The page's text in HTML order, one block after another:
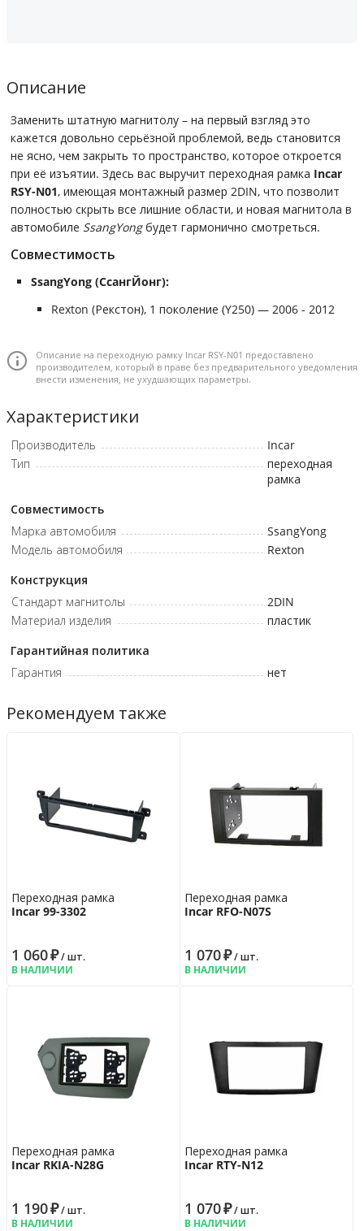
Описание
Заменить штатную магнитолу – на первый взгляд это
кажется довольно серьёзной проблемой, ведь становится
не ясно, чем закрыть то пространство, которое откроется
при её изъятии. Здесь вас выручит переходная рамка Incar
RSY-N01, имеющая монтажный размер 2DIN, что позволит
полностью скрыть все лишние области, и новая магнитола в
автомобиле SsangYongбудет гармонично смотреться.
Совместимость
SsangYong (СсангЙонг):
Rexton (Рекстон), 1 поколение (Y250) — 2006 - 2012
Описание на переходную рамку Incar RSY-N01 предоставлено
производителем, который в праве без предварительного уведомления
внести изменения, не ухудшающих параметры.
Характеристики
Производитель
Incar
Тип
переходная
рамка
Совместимость
Марка автомобиля
SsangYong
Модель автомобиля
Rexton
Конструкция
Стандарт магнитолы
2DIN
Материал изделия
пластик
Гарантийная политика
Гарантия
нет
Рекомендуем также
Переходная рамка
Incar 99-3302
1 060₽/ шт.
В НАЛИЧИИ
Переходная рамка
Incar RFO-N07S
1 070₽/ шт.
В НАЛИЧИИ
Переходная рамка
Incar RKIA-N28G
1 190₽/ шт.
В НАЛИЧИИ
Переходная рамка
Incar RTY-N12
1 070₽/ шт.
В НАЛИЧИИ